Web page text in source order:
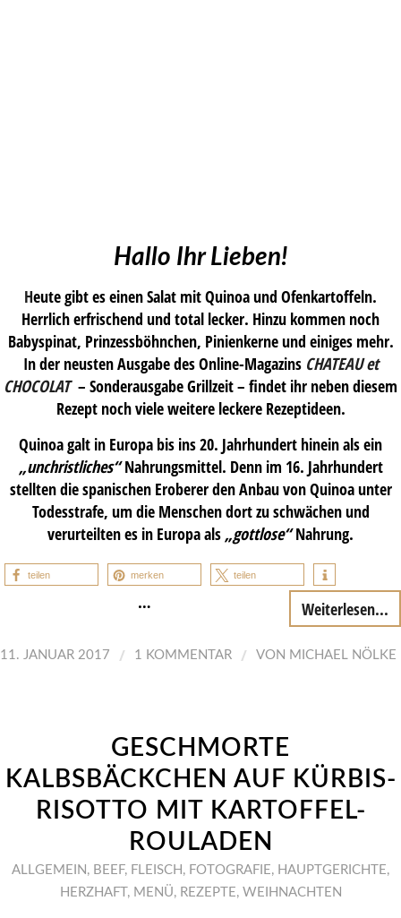
Hallo Ihr Lieben!
Heute gibt es einen Salat mit Quinoa und Ofenkartoffeln.
Herrlich erfrischend und total lecker. Hinzu kommen noch
Babyspinat, Prinzessböhnchen, Pinienkerne und einiges mehr.
In der neusten Ausgabe des Online-Magazins CHATEAU et
CHOCOLAT – Sonderausgabe Grillzeit – findet ihr neben diesem
Rezept noch viele weitere leckere Rezeptideen.
Quinoa galt in Europa bis ins 20. Jahrhundert hinein als ein
„unchristliches“Nahrungsmittel. Denn im 16. Jahrhundert
stellten die spanischen Eroberer den Anbau von Quinoa unter
Todesstrafe, um die Menschen dort zu schwächen und
verurteilten es in Europa als „gottlose“Nahrung.
teilen merken teilen
… Weiterlesen...
11. JANUAR 2017 / 1 KOMMENTAR / VON MICHAEL NÖLKE
GESCHMORTE
KALBSBÄCKCHEN AUF KÜRBIS-
RISOTTO MIT KARTOFFEL-
ROULADEN
ALLGEMEIN , BEEF, FLEISCH , FOTOGRAFIE, HAUPTGERICHTE,
HERZHAFT , MENÜ, REZEPTE, WEIHNACHTEN